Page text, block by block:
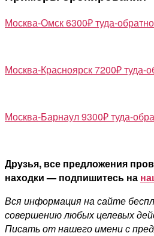
Москва-Омск 6300₽ туда-обратно
Москва-Красноярск 7200₽ туда-
Москва-Барнаул 9300₽ туда-
Друзья, все предложения
находки — подпишитесь на
Вся информация на сайте
совершению любых целевых
Писать от нашего имени с